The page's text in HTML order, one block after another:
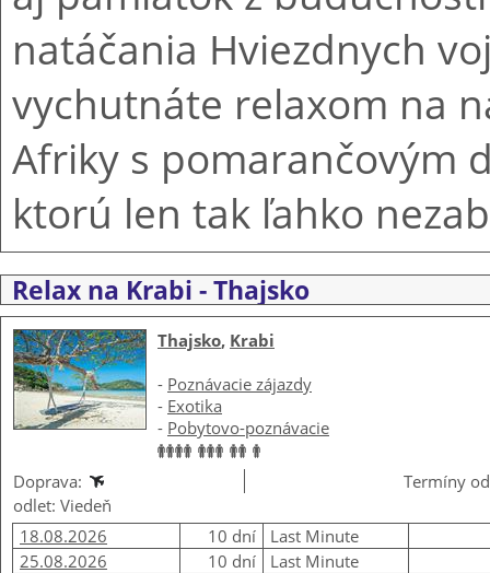
natáčania Hviezdnych
vychutnáte relaxom na
Afriky s pomarančovým
ktorú len tak ľahko
Relax na Krabi - Thajsko
Thajsko, Krabi
- Poznávacie zájazdy
- Exotika
- Pobytovo-poznávacie
Doprava:
Termíny
odlet: Viedeň
18.08.2026
10 dní Last Minute
25.08.2026
10 dní Last Minute